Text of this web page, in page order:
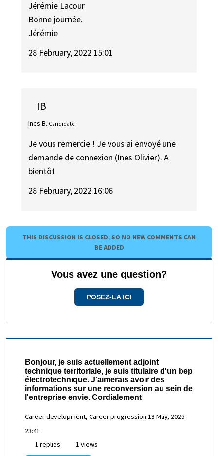
Jérémie Lacour
Bonne journée.
Jérémie
28 February, 2022 15:01
IB
Ines B. Candidate
Je vous remercie ! Je vous ai envoyé une
demande de connexion (Ines Olivier). A
bientôt
28 February, 2022 16:06
THIS DISCUSSION IS CLOSED, SO NO NEW COMMENTS CAN
BE ADDED
Vous avez une question?
POSEZ-LA ICI
Bonjour, je suis actuellement adjoint
technique territoriale, je suis titulaire d'un bep
électrotechnique. J'aimerais avoir des
informations sur une reconversion au sein de
l'entreprise envie. Cordialement
Career development, Career progression 13 May, 2026
23:41
1 replies
1 views